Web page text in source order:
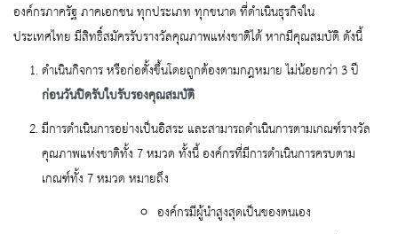
องค์กรภาครัฐ ภาคเอกชน ทุกประเภท ทุกขนาด ที่ดำเนินธุรกิจใน
ประเทศไทย มีสิทธิ์สมัครรับรางวัลคุณภาพแห่งชาติได้ หากมีคุณสมบัติ ดังนี้
ดำเนินกิจการ หรือก่อตั้งขึ้นโดยถูกต้องตามกฎหมาย ไม่น้อยกว่า 3 ปี
ก่อนวันปิดรับใบรับรองคุณสมบัติ
มีการดำเนินการอย่างเป็นอิสระ และสามารถดำเนินการตามเกณฑ์รางวัล
คุณภาพแห่งชาติทั้ง 7 หมวด ทั้งนี้ องค์กรที่มีการดำเนินการครบตาม
เกณฑ์ทั้ง 7 หมวด หมายถึง
องค์กรมีผู้นำสูงสุดเป็นของตนเอง
ลืมรหัสผ่าน
SERVICES